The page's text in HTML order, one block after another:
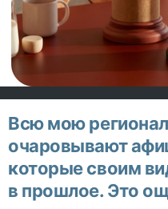
Всю мою
очаровывают
которые своим
в прошлое. Это